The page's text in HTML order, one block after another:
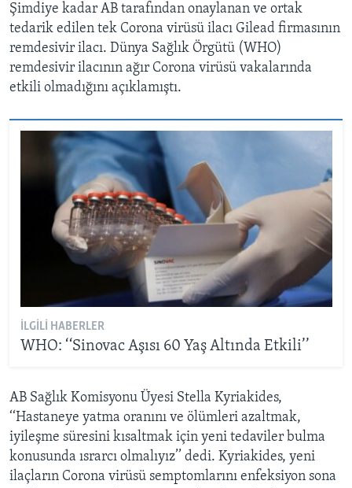
Şimdiye kadar AB tarafından onaylanan ve ortak
tedarik edilen tek Corona virüsü ilacı Gilead firmasının
remdesivir ilacı. Dünya Sağlık Örgütü (WHO)
remdesivir ilacının ağır Corona virüsü vakalarında
etkili olmadığını açıklamıştı.
İLGILI HABERLER
WHO: ‘‘Sinovac Aşısı 60 Yaş Altında Etkili’’
AB Sağlık Komisyonu Üyesi Stella Kyriakides,
‘‘Hastaneye yatma oranını ve ölümleri azaltmak,
iyileşme süresini kısaltmak için yeni tedaviler bulma
konusunda ısrarcı olmalıyız’’ dedi. Kyriakides, yeni
ilaçların Corona virüsü semptomlarını enfeksiyon sona